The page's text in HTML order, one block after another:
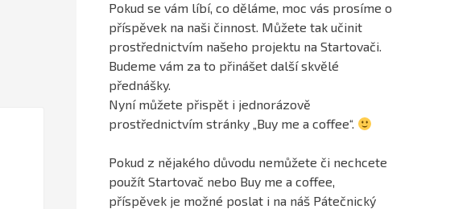
Pokud se vám líbí, co děláme, moc vás prosíme o
příspěvek na naši činnost. Můžete tak učinit
prostřednictvím našeho projektu na Startovači.
Budeme vám za to přinášet další skvělé
přednášky.
Nyní můžete přispět i jednorázově
prostřednictvím stránky „Buy me a coffee“.
Pokud z nějakého důvodu nemůžete či nechcete
použít Startovač nebo Buy me a coffee,
příspěvek je možné poslat i na náš Pátečnický